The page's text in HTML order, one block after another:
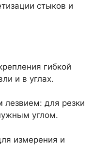
стыков и
гибкой
и в углах.
для резки
углом.
измерения и